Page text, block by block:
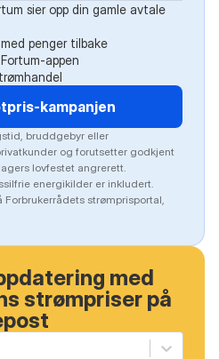
sier opp din gamle avtale
penger tilbake
appen
kampanjen
bruddgebyr eller
og forutsetter godkjent
lovfestet angrerett.
energikilder er inkludert.
strømprisportal,
med
strømpriser på